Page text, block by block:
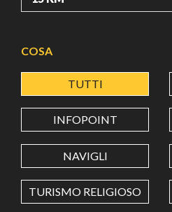
LATITUDINE
LONGITUDINE
Value in decimal degrees. Use
COSA
TUTTI
INFOPOINT
NAVIGLI
TURISMO RELIGIOSO